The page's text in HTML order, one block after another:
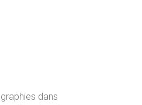
dans